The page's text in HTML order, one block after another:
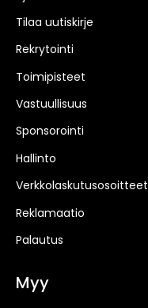
Tilaa uutiskirje
Rekrytointi
Toimipisteet
Vastuullisuus
Sponsorointi
Hallinto
Verkkolaskutusosoitteet
Reklamaatio
Palautus
Myy